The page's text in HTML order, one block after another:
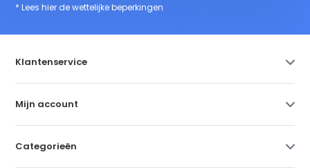
* Lees hier de wettelijke beperkingen
Klantenservice
Mijn account
Categorieën